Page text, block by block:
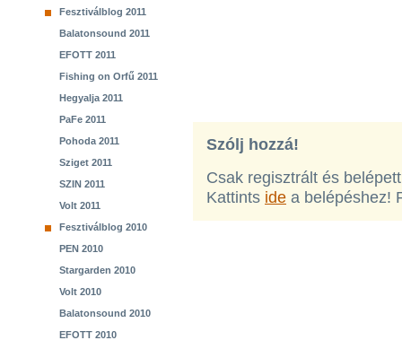
Fesztiválblog 2011
Balatonsound 2011
EFOTT 2011
Fishing on Orfű 2011
Hegyalja 2011
PaFe 2011
Pohoda 2011
Sziget 2011
SZIN 2011
Volt 2011
Fesztiválblog 2010
PEN 2010
Stargarden 2010
Volt 2010
Balatonsound 2010
EFOTT 2010
Szólj hozzá!
Csak regisztrált és
Kattints ide a belépéshez!